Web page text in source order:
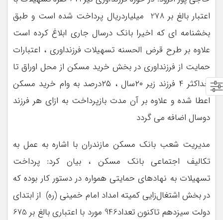
اعتبار بالغ بر 278 میلیاردریال پرداخت شده است و طبق
بخشنامه ای که اخیرا بانک درسال جاری ابلاغ کرده است
علاوه بر طرح قرض الحسنه تسهیلات فرزنداوری ، اعتبارات
حمایت از فرزنداوری در بخش خرید مسکن از محل اوراق تا
حداکثر 4 فرزند زیر ۲۰سال ، ۲۵درصد به وام خرید مسکن
اعطا شده و علاوه بر آن مدت بازپرداخت به ازای هر فرزند
دوسال اضافه می گردد
مدیریت شعب بانک مسکن مازندران با اشاره به عمل به
تکالیف اجتماعی بانک مسکن ، بیان کرد: پرداخت
تسهیلات به نهادهای حمایتی همواره در دستور کار بوده که
در بخش اشتغال‌زایی کمیته امداد امام خمینی (ره) از ابتداي
دولت سيزدهم تاكنون تعداد946 مورد با اعتباری بالغ بر 675